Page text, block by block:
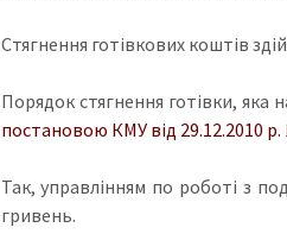
Стягнення готівкових коштів
Порядок стягнення готівки,
постановою КМУ від 29.12.2010
Так, управлінням по роботі з
гривень.